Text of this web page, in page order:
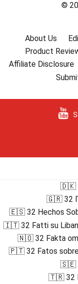
©
About Us
Product
Affiliate Disclosure
🇩🇰
🇬🇷 32
🇪🇸 32 Hechos
🇮🇹 32 Fatti su
🇳🇴 32 Fakta om
🇵🇹 32 Fatos
🇸🇪
🇹🇷 32